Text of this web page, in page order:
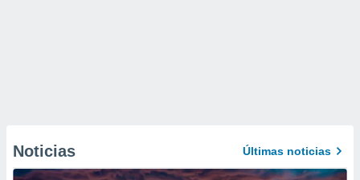
Noticias Últimas noticias